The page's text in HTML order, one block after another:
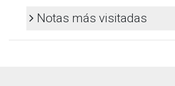
Notas más visitadas